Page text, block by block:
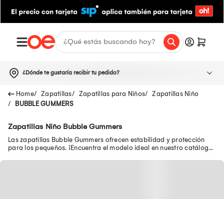
¿Dónde te gustaría recibir tu pedido?
Zapatillas Zapatillas para Niños
Zapatillas Niño
BUBBLE GUMMERS
Zapatillas Niño Bubble Gummers
Las zapatillas Bubble Gummers ofrecen estabilidad y protección
para los pequeños. ¡Encuentra el modelo ideal en nuestro catálogo